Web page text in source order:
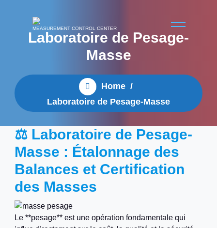
MEASUREMENT CONTROL CENTER
Laboratoire de Pesage-
Masse
Home /
Laboratoire de Pesage-Masse
⚖️ Laboratoire de Pesage-
Masse : Étalonnage des
Balances et Certification
des Masses
Le **pesage** est une opération fondamentale qui